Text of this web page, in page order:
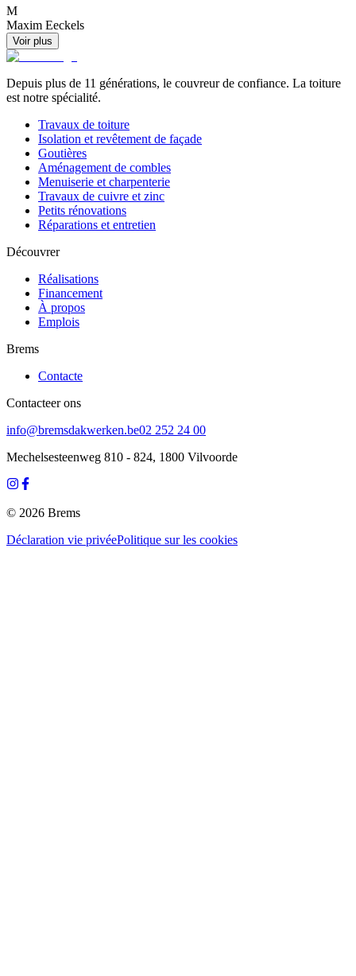
M
Maxim Eeckels
Voir plus
Depuis plus de 11 générations, le couvreur de confiance. La toiture
est notre spécialité.
Travaux de toiture
Isolation et revêtement de façade
Goutières
Aménagement de combles
Menuiserie et charpenterie
Travaux de cuivre et zinc
Petits rénovations
Réparations et entretien
Découvrer
Réalisations
Financement
À propos
Emplois
Brems
Contacte
Contacteer ons
info@bremsdakwerken.be02 252 24 00
Mechelsesteenweg 810 - 824, 1800 Vilvoorde
© 2026 Brems
Déclaration vie privéePolitique sur les cookies